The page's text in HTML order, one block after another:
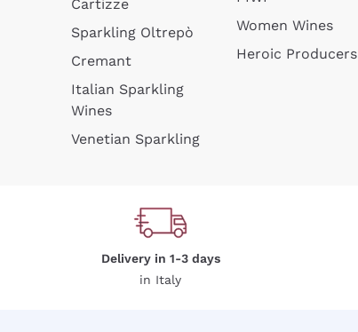
Cartizze
Sparkling Oltrepò
Cremant
Italian Sparkling
Wines
Venetian Sparkling
Women Wines
Heroic Producers
Delivery in 1-3 days
in Italy